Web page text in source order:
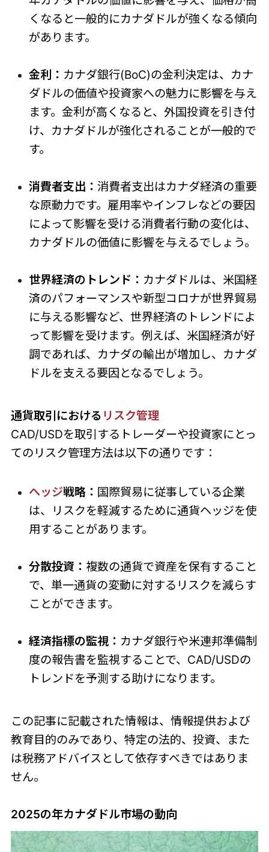
くなると一般的にカナダドルが強くなる傾向
があります。
金利： カナダ銀行(BoC)の金利決定は、カナ
ダドルの価値や投資家への魅力に影響を与え
ます。金利が高くなると、外国投資を引き付
け、カナダドルが強化されることが一般的で
す。
消費者支出： 消費者支出はカナダ経済の重要
な原動力です。雇用率やインフレなどの要因
によって影響を受ける消費者行動の変化は、
カナダドルの価値に影響を与えるでしょう。
世界経済のトレンド： カナダドルは、米国経
済のパフォーマンスや新型コロナが世界貿易
に与える影響など、世界経済のトレンドによ
って影響を受けます。例えば、米国経済が好
調であれば、カナダの輸出が増加し、カナダ
ドルを支える要因となるでしょう。
通貨取引における リスク管理
CAD/USDを取引するトレーダーや投資家にとっ
てのリスク管理方法は以下の通りです：
ヘッジ戦略： 国際貿易に従事している企業
は、リスクを軽減するために通貨ヘッジを使
用することがあります。
分散投資： 複数の通貨で資産を保有すること
で、単一通貨の変動に対するリスクを減らす
ことができます。
経済指標の監視： カナダ銀行や米連邦準備制
度の報告書を監視することで、CAD/USDの
トレンドを予測する助けになります。
この記事に記載された情報は、情報提供および
教育目的のみであり、特定の法的、投資、また
は税務アドバイスとして依存すべきではありま
せん。
2025の年カナダドル市場の動向